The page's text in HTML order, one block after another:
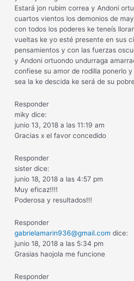
Estará jon rubim correa y Andoni
cuartos vientos los demonios de
con todos los poderes ke teneís
vueltas ke yo esté presente en sus
pensamientos y con las fuerzas
y Andoni ortuondo undurraga
confiese su amor de rodilla ponerlo
sea la ke descida ke será de su
Responder
miky dice:
junio 13, 2018 a las 11:19 am
Gracias x el favor concedido
Responder
sister dice:
junio 18, 2018 a las 4:57 pm
Muy eficaz!!!!
Poderosa y resultados!!!
Responder
gabrielamarin936@gmail.com dice:
junio 18, 2018 a las 5:34 pm
Grasias haojola me funcione
Responder